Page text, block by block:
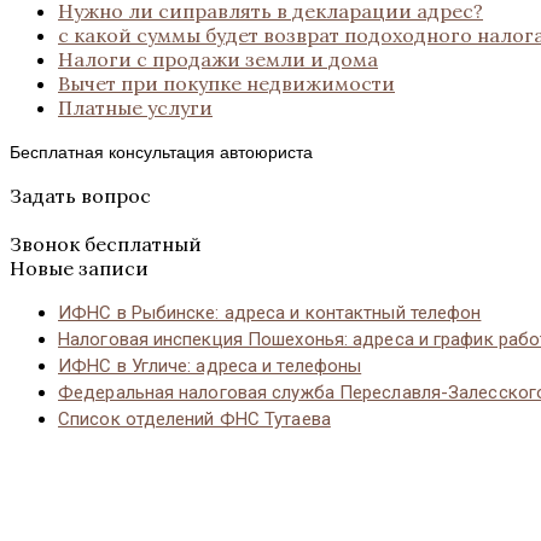
Нужно ли сиправлять в декларации адрес?
с какой суммы будет возврат подоходного
Налоги с продажи земли и дома
Вычет при покупке недвижимости
Платные услуги
Бесплатная консультация автоюриста
Задать вопрос
Звонок бесплатный
Новые записи
ИФНС в Рыбинске: адреса и контактный телефон
Налоговая инспекция Пошехонья: адреса и график
ИФНС в Угличе: адреса и телефоны
Федеральная налоговая служба Переславля-
Список отделений ФНС Тутаева